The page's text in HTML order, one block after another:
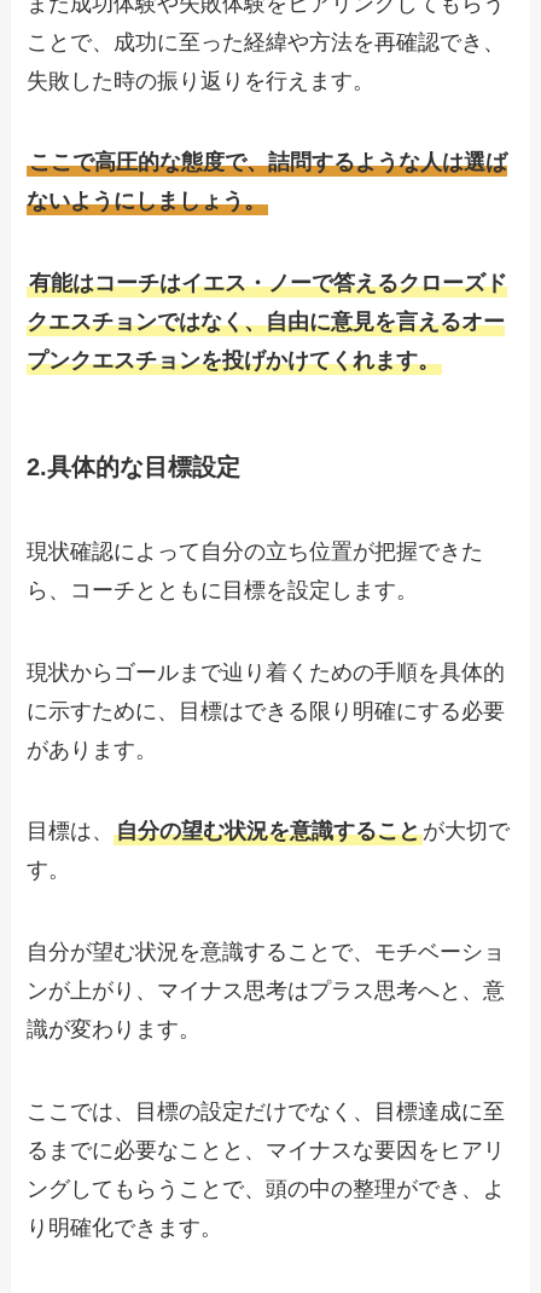
ことで、成功に至った経緯や方法を再確認でき、
失敗した時の振り返りを行えます。
ここで高圧的な態度で、詰問するような人は選ば
ないようにしましょう。
有能はコーチはイエス・ノーで答えるクローズド
クエスチョンではなく、自由に意見を言えるオー
プンクエスチョンを投げかけてくれます。
2.具体的な目標設定
現状確認によって自分の立ち位置が把握できた
ら、コーチとともに目標を設定します。
現状からゴールまで辿り着くための手順を具体的
に示すために、目標はできる限り明確にする必要
があります。
目標は、自分の望む状況を意識することが大切で
す。
自分が望む状況を意識することで、モチベーショ
ンが上がり、マイナス思考はプラス思考へと、意
識が変わります。
ここでは、目標の設定だけでなく、目標達成に至
るまでに必要なことと、マイナスな要因をヒアリ
ングしてもらうことで、頭の中の整理ができ、よ
り明確化できます。